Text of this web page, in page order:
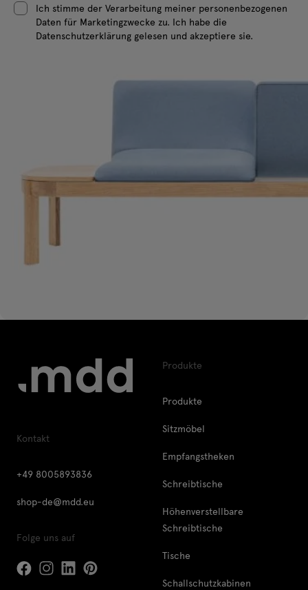
Ich stimme der Verarbeitung meiner personenbezogenen
Daten für Marketingzwecke zu. Ich habe die
Datenschutzerklärung gelesen und akzeptiere sie.
Kontakt
+49 8005893836
shop-de@mdd.eu
Folge uns auf
Produkte
Produkte
Sitzmöbel
Empfangstheken
Schreibtische
Höhenverstellbare
Schreibtische
Tische
Schallschutzkabinen